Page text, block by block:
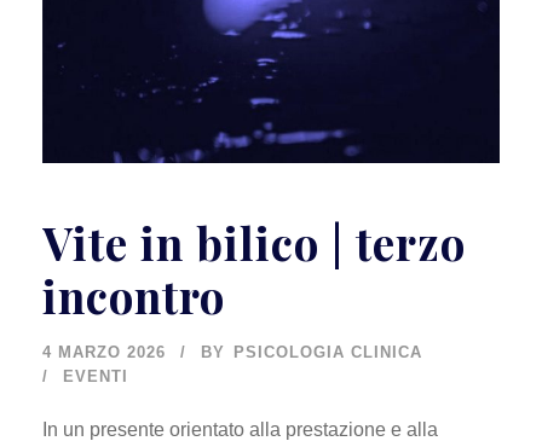
Vite in bilico | terzo
incontro
4 MARZO 2026 BY
PSICOLOGIA CLINICA
EVENTI
In un presente orientato alla prestazione e alla